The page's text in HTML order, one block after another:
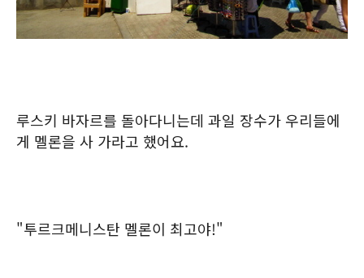
루스키 바자르를 돌아다니는데 과일 장수가 우리들에
게 멜론을 사 가라고 했어요.
"투르크메니스탄 멜론이 최고야!"